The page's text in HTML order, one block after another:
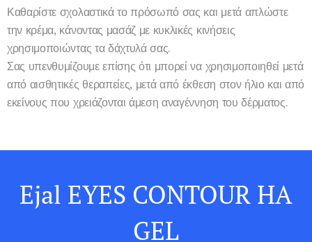
Καθαρίστε σχολαστικά το πρόσωπό σας και μετά απλώστε
την κρέμα, κάνοντας μασάζ με κυκλικές κινήσεις
χρησιμοποιώντας τα δάχτυλά σας.
Σας υπενθυμίζουμε επίσης ότι μπορεί να χρησιμοποιηθεί μετά
από αισθητικές θεραπείες, μετά από έκθεση στον ήλιο και από
εκείνους που χρειάζονται άμεση αναγέννηση του δέρματος.
Ejal EYES CONTOUR HA
GEL